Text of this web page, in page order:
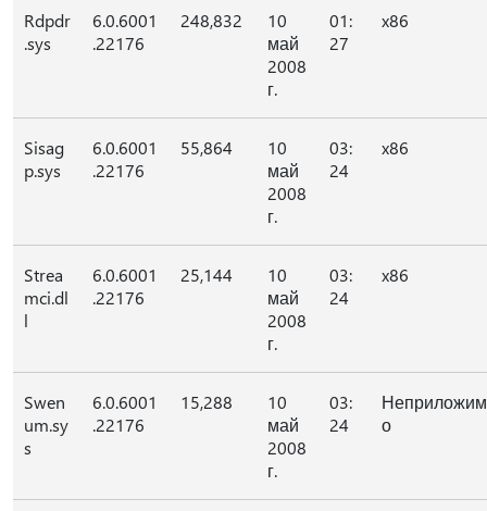
Rdpdr
.sys
6.0.6001
.22176
248,832
10
май
2008
г.
01:
27
x86
Sisag
p.sys
6.0.6001
.22176
55,864
10
май
2008
г.
03:
24
x86
Strea
mci.dl
l
6.0.6001
.22176
25,144
10
май
2008
г.
03:
24
x86
Swen
um.sy
s
6.0.6001
.22176
15,288
10
май
2008
г.
03:
24
Неприложим
о